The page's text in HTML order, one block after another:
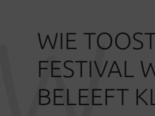
WIE
FESTIVAL
BELEEFT
W